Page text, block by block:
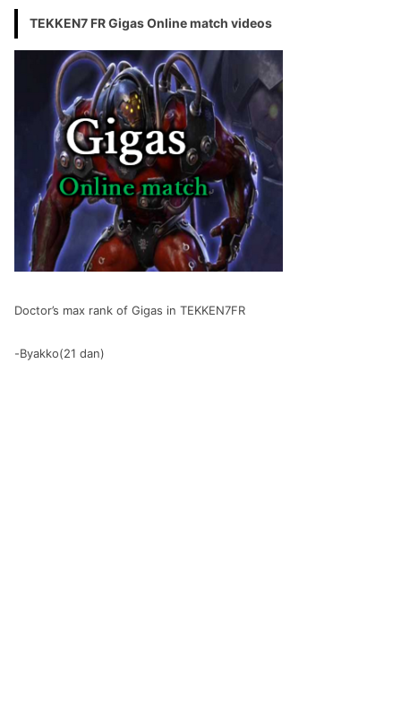
TEKKEN7 FR Gigas Online match videos
Doctor’s max rank of Gigas in TEKKEN7FR
-Byakko(21 dan)